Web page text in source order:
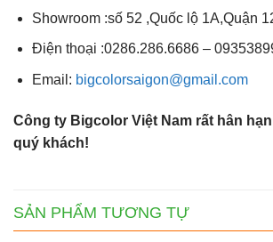
Showroom :số 52 ,Quốc lộ 1A,Quận
Điện thoại :0286.286.6686 –
Email: bigcolorsaigon@gmail.com
Công ty Bigcolor Việt Nam rất hân
quý khách!
SẢN PHẨM TƯƠNG TỰ